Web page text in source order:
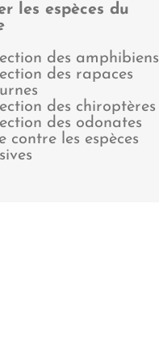
les espèces du
des amphibiens
des rapaces
des chiroptères
des odonates
contre les espèces